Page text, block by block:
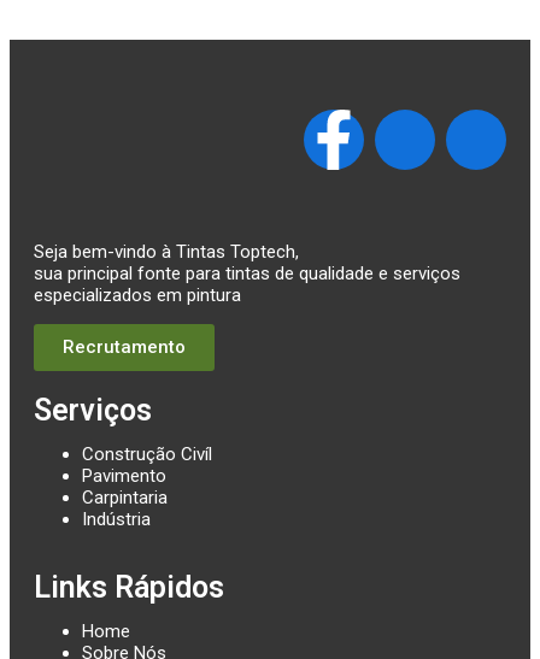
Seja bem-vindo à Tintas Toptech,
sua principal fonte para tintas de qualidade e serviços
especializados em pintura
Recrutamento
Serviços
Construção Civíl
Pavimento
Carpintaria
Indústria
Links Rápidos
Home
Sobre Nós